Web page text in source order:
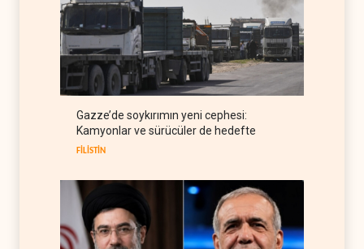
ABD'den Rus petrolünü alan
ülkelere yüzde 100'e varan
gümrük vergisi
RUSYA 09 Ağustos 2026
Demokratlar Trump için azil
süreci yerine soruşturma
Gazze’de soykırımın yeni cephesi:
Kamyonlar ve sürücüler de hedefte
FİLİSTİN